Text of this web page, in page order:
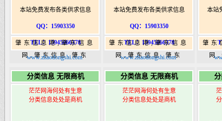
本站免费发布各类供求信息
QQ：15903350
TEL：15945066378
肇东信息港,肇东信息
网,肇东信息,肇东
港|www.zhaodongshi.com
www.zhaodongshi.com
本站免费发布各类供求信息
QQ：15903350
TEL：15945066378
肇东信息港,肇东信息
网,肇东信息,肇东
港|www.zhaodongshi.com
www.zhaodongshi.com
本站
肇东
网
港
分类信息 无限商机
茫茫网海何处有生意
分类信息处处是商机
分类信息 无限商机
茫茫网海何处有生意
分类信息处处是商机